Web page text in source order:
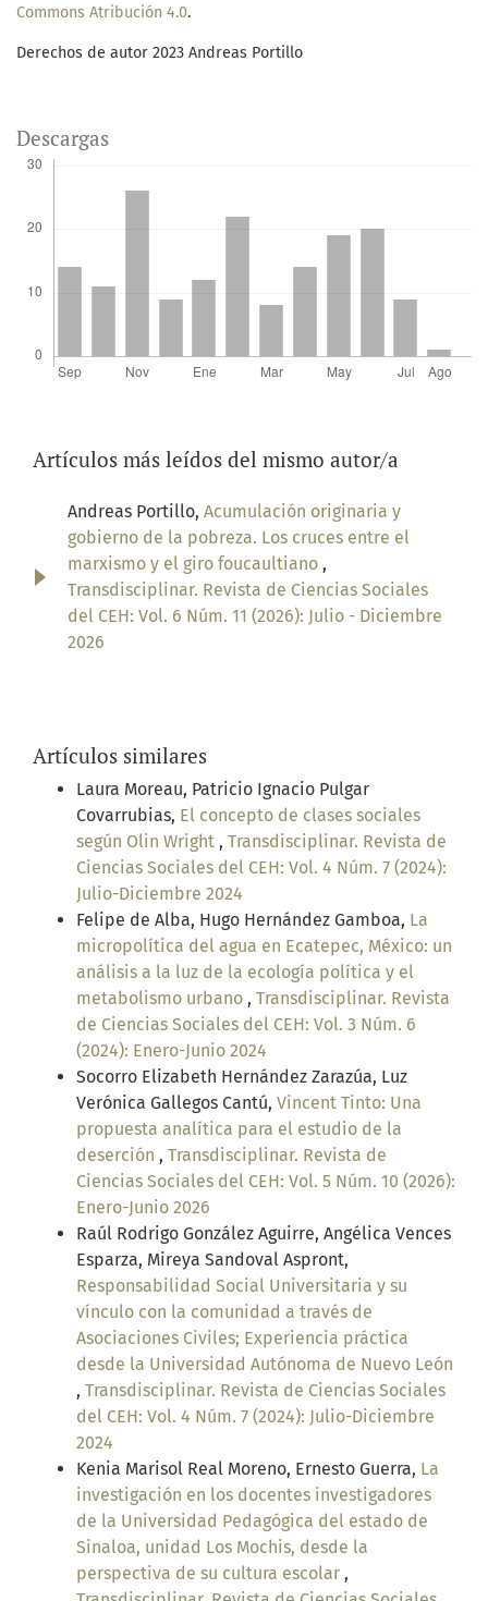
Commons Atribución 4.0.
Derechos de autor 2023 Andreas Portillo
Descargas
Artículos más leídos del mismo autor/a
Andreas Portillo, Acumulación originaria y
gobierno de la pobreza. Los cruces entre el
marxismo y el giro foucaultiano ,
Transdisciplinar. Revista de Ciencias Sociales
del CEH: Vol. 6 Núm. 11 (2026): Julio - Diciembre
2026
Artículos similares
Laura Moreau, Patricio Ignacio Pulgar
Covarrubias, El concepto de clases sociales
según Olin Wright , Transdisciplinar. Revista de
Ciencias Sociales del CEH: Vol. 4 Núm. 7 (2024):
Julio-Diciembre 2024
Felipe de Alba, Hugo Hernández Gamboa, La
micropolítica del agua en Ecatepec, México: un
análisis a la luz de la ecología política y el
metabolismo urbano , Transdisciplinar. Revista
de Ciencias Sociales del CEH: Vol. 3 Núm. 6
(2024): Enero-Junio 2024
Socorro Elizabeth Hernández Zarazúa, Luz
Verónica Gallegos Cantú, Vincent Tinto: Una
propuesta analítica para el estudio de la
deserción , Transdisciplinar. Revista de
Ciencias Sociales del CEH: Vol. 5 Núm. 10 (2026):
Enero-Junio 2026
Raúl Rodrigo González Aguirre, Angélica Vences
Esparza, Mireya Sandoval Aspront,
Responsabilidad Social Universitaria y su
vínculo con la comunidad a través de
Asociaciones Civiles; Experiencia práctica
desde la Universidad Autónoma de Nuevo León
, Transdisciplinar. Revista de Ciencias Sociales
del CEH: Vol. 4 Núm. 7 (2024): Julio-Diciembre
2024
Kenia Marisol Real Moreno, Ernesto Guerra, La
investigación en los docentes investigadores
de la Universidad Pedagógica del estado de
Sinaloa, unidad Los Mochis, desde la
perspectiva de su cultura escolar ,